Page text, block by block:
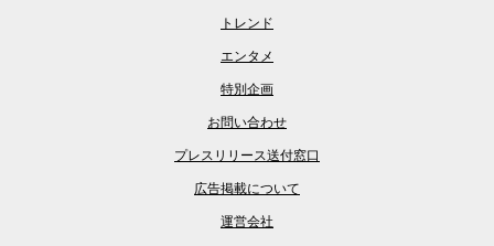
トレンド
エンタメ
特別企画
お問い合わせ
プレスリリース送付窓口
広告掲載について
運営会社